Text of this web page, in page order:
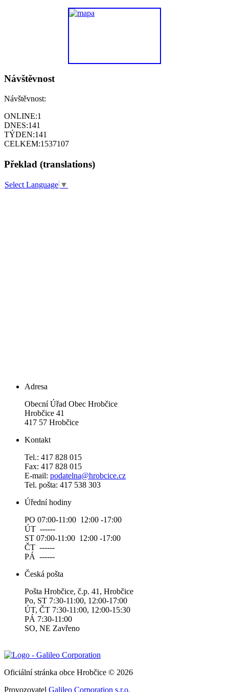
Návštěvnost
Návštěvnost:
ONLINE:1
DNES:141
TÝDEN:141
CELKEM:1537107
Překlad (translations)
Select Language ▼
Adresa
Obecní Úřad Obec Hrobčice
Hrobčice 41
417 57 Hrobčice
Kontakt
Tel.: 417 828 015
Fax: 417 828 015
E-mail: podatelna@hrobcice.cz
Tel. pošta: 417 538 303
Úřední hodiny
PO 07:00-11:00 12:00 -17:00
ÚT ------
ST 07:00-11:00 12:00 -17:00
ČT ------
PÁ ------
Česká pošta
Pošta Hrobčice, č.p. 41, Hrobčice
Po, ST 7:30-11:00, 12:00-17:00
ÚT, ČT 7:30-11:00, 12:00-15:30
PÁ 7:30-11:00
SO, NE Zavřeno
Oficiální stránka obce Hrobčice © 2026
Provozovatel Galileo Corporation s.r.o.